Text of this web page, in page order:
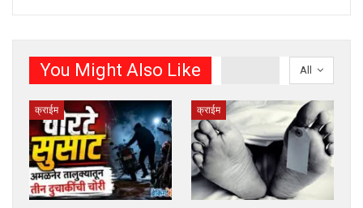
All
You Might Also Like
क्राईम क्राईम